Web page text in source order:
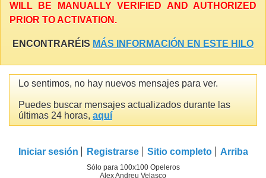
WILL BE MANUALLY VERIFIED AND AUTHORIZED
PRIOR TO ACTIVATION.
ENCONTRARÉIS MÁS INFORMACIÓN EN ESTE HILO
Lo sentimos, no hay nuevos mensajes para ver.
Puedes buscar mensajes actualizados durante las
últimas 24 horas, aquí
Iniciar sesión Registrarse Sitio completo Arriba
Sólo para 100x100 Opeleros
Alex Andreu Velasco